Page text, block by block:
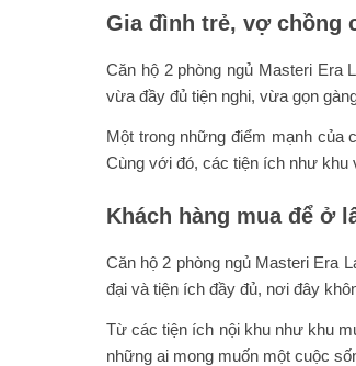
Gia đình trẻ, vợ chồng
Căn hộ 2 phòng ngủ Masteri Era
vừa đầy đủ tiện nghi, vừa gọn
Một trong những điểm mạnh của
Cùng với đó, các tiện ích như khu
Khách hàng mua để ở
Căn hộ 2 phòng ngủ Masteri Era
đại và tiện ích đầy đủ, nơi đây
Từ các tiện ích nội khu như khu
những ai mong muốn một cuộc